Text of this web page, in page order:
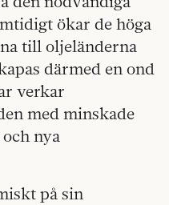
ökar de höga
till oljeländerna
därmed en ond
verkar
med minskade
nya
på sin